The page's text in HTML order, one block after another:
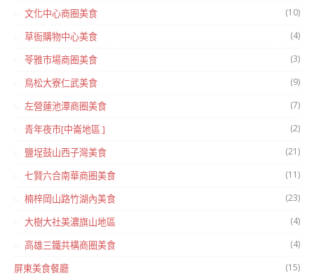
文化中心商圈美食 (10)
草衙購物中心美食 (4)
苓雅市場商圈美食 (3)
鳥松大寮仁武美食 (9)
左營蓮池潭商圈美食 (7)
青年夜市[中崙地區 ] (2)
鹽埕鼓山西子灣美食 (21)
七賢六合南華商圈美食 (11)
楠梓岡山路竹湖內美食 (23)
大樹大社美濃旗山地區 (4)
高雄三鐵共構商圈美食 (4)
屏東美食餐廳 (15)